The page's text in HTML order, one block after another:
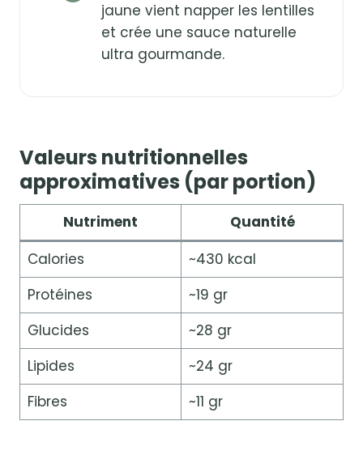
jaune vient napper les lentilles
et crée une sauce naturelle
ultra gourmande.
Valeurs nutritionnelles
approximatives (par portion)
Nutriment
Quantité
Calories
~430 kcal
Protéines
~19 gr
Glucides
~28 gr
Lipides
~24 gr
Fibres
~11 gr